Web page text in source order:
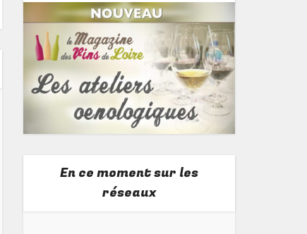
En ce moment sur les
réseaux